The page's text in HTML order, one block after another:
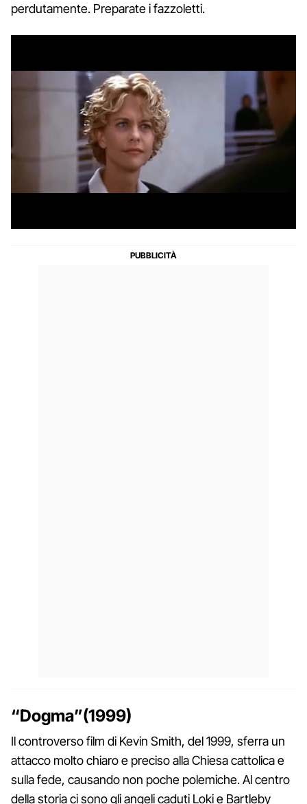
perdutamente. Preparate i fazzoletti.
“Dogma”(1999)
Il controverso film di Kevin Smith, del 1999, sferra un
attacco molto chiaro e preciso alla Chiesa cattolica e
sulla fede, causando non poche polemiche. Al centro
della storia ci sono gli angeli caduti Loki e Bartleby